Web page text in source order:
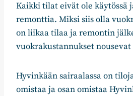
Kaikki tilat eivät ole käytössä
remonttia. Miksi siis olla
on liikaa tilaa ja remontin
vuokrakustannukset nousevat
Hyvinkään sairaalassa on
omistaa ja osan omistaa